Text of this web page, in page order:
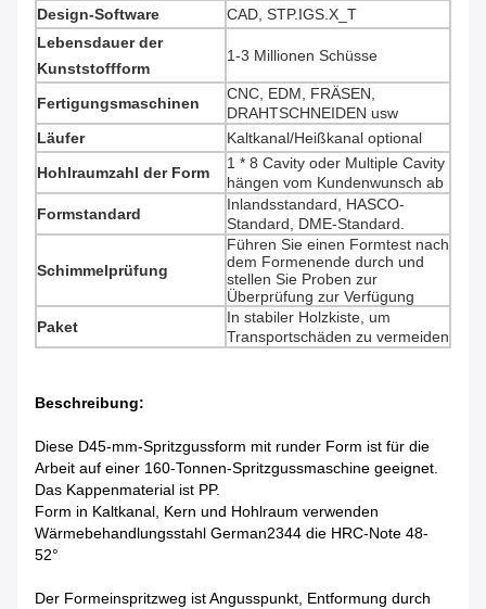
Design-Software
CAD, STP.IGS.X_T
Lebensdauer der
Kunststoffform
1-3 Millionen Schüsse
Fertigungsmaschinen
CNC, EDM, FRÄSEN,
DRAHTSCHNEIDEN usw
Läufer
Kaltkanal/Heißkanal optional
Hohlraumzahl der Form
1 * 8 Cavity oder Multiple Cavity
hängen vom Kundenwunsch ab
Formstandard
Inlandsstandard, HASCO-
Standard, DME-Standard.
Schimmelprüfung
Führen Sie einen Formtest nach
dem Formenende durch und
stellen Sie Proben zur
Überprüfung zur Verfügung
Paket
In stabiler Holzkiste, um
Transportschäden zu vermeiden
Beschreibung:
Diese D45-mm-Spritzgussform mit runder Form ist für die
Arbeit auf einer 160-Tonnen-Spritzgussmaschine geeignet.
Das Kappenmaterial ist PP.
Form in Kaltkanal, Kern und Hohlraum verwenden
Wärmebehandlungsstahl German2344 die HRC-Note 48-
52°
Der Formeinspritzweg ist Angusspunkt, Entformung durch